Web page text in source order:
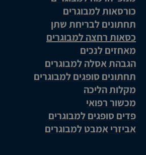
כורסאות למבוגרים
תחתונים לבריחת שתן
כסאות רחצה למבוגרים
מאחזים לנכים
הגבהת אסלה למבוגרים
תחתונים סופגים למבוגרים
מקלות הליכה
מכשור רפואי
פדים סופגים למבוגרים
אביזרי אמבט למבוגרים